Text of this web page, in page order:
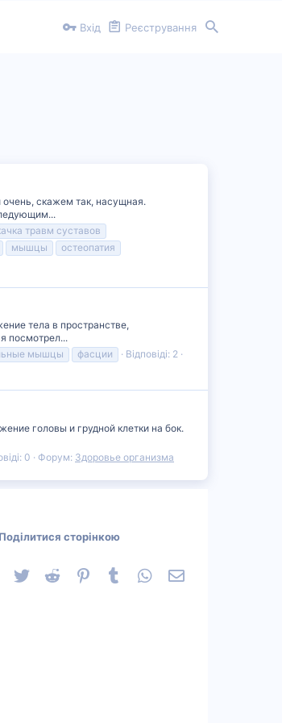
Вхід Реєстрування
очень, скажем так, насущная.
травм суставов
мышцы
остеопатия
тела в пространстве,
посмотрел...
мышцы фасции
Відповіді: 2
головы и грудной клетки на бок.
0 Форум: Здоровье организма
Поділитися сторінкою
FacebookTwitter Reddit PinterestTumblr WhatsApp